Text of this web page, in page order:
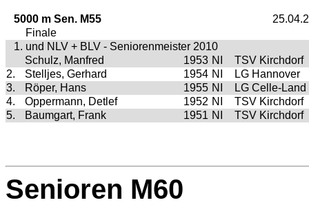
5000 m Sen. M55
Finale
1. und NLV + BLV - Seniorenmeister 2010
Schulz, Manfred
1953 NI
TSV Kirchdorf
2.
Stelljes, Gerhard 1954 NI
LG Hannover
3.
Röper, Hans 1955 NI
LG Celle-Land
4.
Oppermann, Detlef 1952 NI
TSV Kirchdorf
5.
Baumgart, Frank 1951 NI TSV Kirchdorf
Senioren M60